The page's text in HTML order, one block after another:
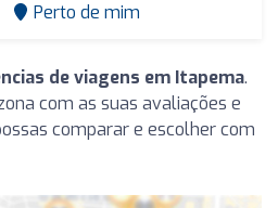
Perto de mim
de viagens em Itapema.
com as suas avaliações e
comparar e escolher com